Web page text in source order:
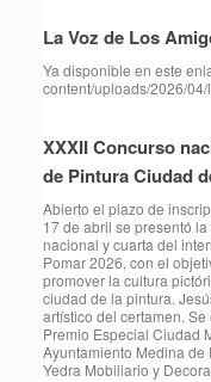
La Voz de Los
Ya disponible en este
content/uploads/2026/
XXXII Concurso
de Pintura Ciudad
Abierto el plazo de
17 de abril se presentó
nacional y cuarta del
Pomar 2026, con el
promover la cultura
ciudad de la pintura.
artístico del certamen.
Premio Especial Ciudad
Ayuntamiento Medina de
Yedra Mobiliario y